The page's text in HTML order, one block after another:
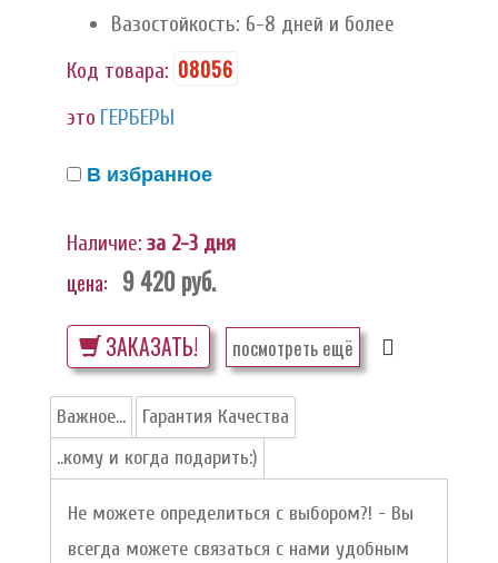
Вазостойкость: 6-8 дней и более
Код товара: 08056
это ГЕРБЕРЫ
В избранное
Наличие: за 2-3 дня
цена: 9 420руб.
ЗАКАЗАТЬ! посмотреть ещё
Важное...
Гарантия Качества
..кому и когда подарить:)
Не можете определиться с выбором?! - Вы
всегда можете связаться с нами удобным